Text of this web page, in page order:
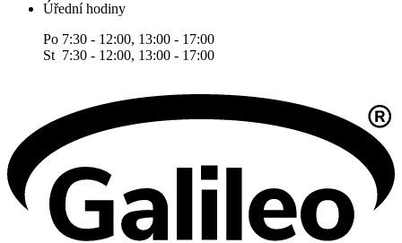
Úřední hodiny
Po 7:30 - 12:00, 13:00 - 17:00
St 7:30 - 12:00, 13:00 - 17:00